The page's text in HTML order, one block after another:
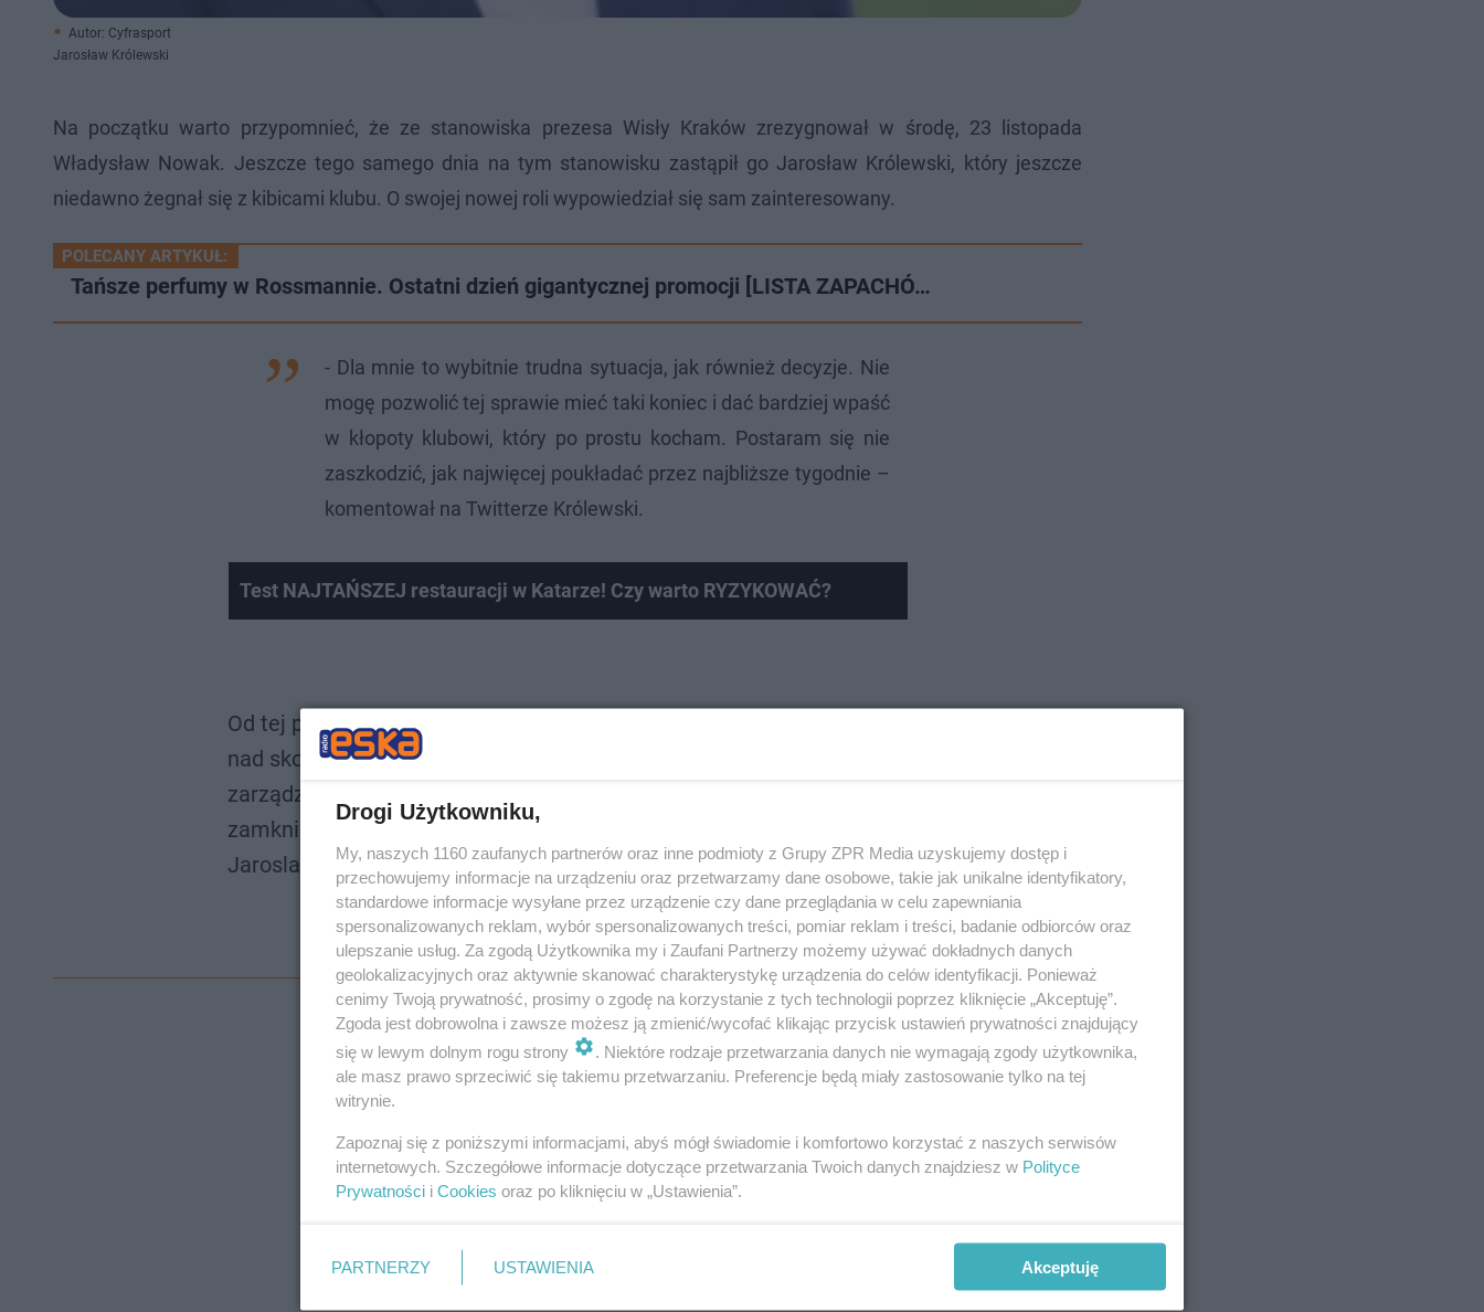
Autor: Cyfrasport
Jarosław Królewski
Na początku warto przypomnieć, że ze stanowiska prezesa Wisły Kraków zrezygnował w środę, 23 listopada
Władysław Nowak. Jeszcze tego samego dnia na tym stanowisku zastąpił go Jarosław Królewski, który jeszcze
niedawno żegnał się z kibicami klubu. O swojej nowej roli wypowiedział się sam zainteresowany.
POLECANY ARTYKUŁ:
Tańsze perfumy w Rossmannie. Ostatni dzień gigantycznej promocji [LISTA ZAPACHÓ…
- Dla mnie to wybitnie trudna sytuacja, jak również decyzje. Nie
mogę pozwolić tej sprawie mieć taki koniec i dać bardziej wpaść
w kłopoty klubowi, który po prostu kocham. Postaram się nie
zaszkodzić, jak najwięcej poukładać przez najbliższe tygodnie –
komentował na Twitterze Królewski.
Test NAJTAŃSZEJ restauracji w Katarze! Czy warto RYZYKOWAĆ?
Od tej pory pełna odpowiedzialność na mnie. Musimy popracować
nad skompletowaniem zespołu zarządzającego. Moja rola w
zarządzie mam nadzieje, że jest tymczasowa i głównie niezbędna to
zamknięcia procesu licencyjnego. Więcej informacji wkrótce (3/3).—
Jaroslaw Krolewski (@jarokrolewski)
November 23, 2022
ROZWIŃ
Drogi Użytkowniku,
My, naszych 1160 zaufanych partnerów oraz inne podmioty z Grupy ZPR Media uzyskujemy dostęp i
przechowujemy informacje na urządzeniu oraz przetwarzamy dane osobowe, takie jak unikalne identyfikatory,
standardowe informacje wysyłane przez urządzenie czy dane przeglądania w celu zapewniania
spersonalizowanych reklam, wybór spersonalizowanych treści, pomiar reklam i treści, badanie odbiorców oraz
ulepszanie usług. Za zgodą Użytkownika my i Zaufani Partnerzy możemy używać dokładnych danych
geolokalizacyjnych oraz aktywnie skanować charakterystykę urządzenia do celów identyfikacji. Ponieważ
cenimy Twoją prywatność, prosimy o zgodę na korzystanie z tych technologii poprzez kliknięcie „Akceptuję”.
Zgoda jest dobrowolna i zawsze możesz ją zmienić/wycofać klikając przycisk ustawień prywatności znajdujący
się w lewym dolnym rogu strony
. Niektóre rodzaje przetwarzania danych nie wymagają zgody użytkownika,
ale masz prawo sprzeciwić się takiemu przetwarzaniu. Preferencje będą miały zastosowanie tylko na tej
witrynie.
Zapoznaj się z poniższymi informacjami, abyś mógł świadomie i komfortowo korzystać z naszych serwisów
internetowych. Szczegółowe informacje dotyczące przetwarzania Twoich danych znajdziesz w Polityce
Prywatności i Cookies oraz po kliknięciu w „Ustawienia”.
PARTNERZY USTAWIENIA Akceptuję